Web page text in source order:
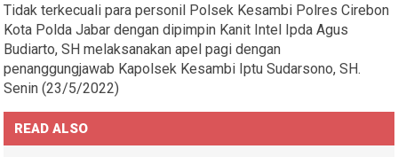
Tidak terkecuali para personil Polsek Kesambi Polres Cirebon
Kota Polda Jabar dengan dipimpin Kanit Intel Ipda Agus
Budiarto, SH melaksanakan apel pagi dengan
penanggungjawab Kapolsek Kesambi Iptu Sudarsono, SH.
Senin (23/5/2022)
READ ALSO